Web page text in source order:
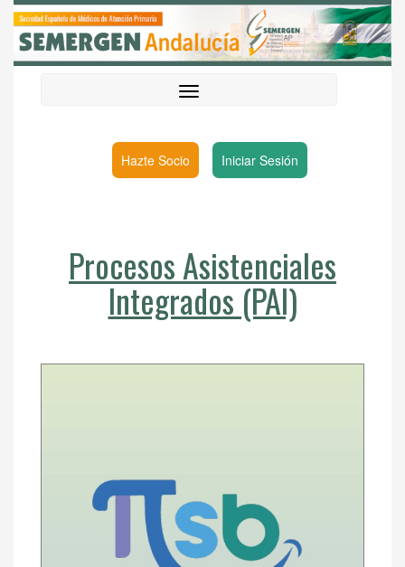
Hazte Socio Iniciar Sesión
Procesos Asistenciales
Integrados (PAI)